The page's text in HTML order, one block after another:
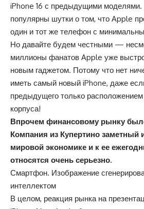
iPhone 16 с предыдущими
популярны шутки о том, что Apple
один и тот же телефон с
Но давайте будем честными —
миллионы фанатов Apple уже
новым гаджетом. Потому что нет
иметь самый новый iPhone, даже
предыдущего только
корпуса!
Впрочем финансовому рынку
Компания из Купертино заметный
мировой экономике и к ее
относятся очень серьезно.
Смартфон. Изображение
интеллектом
В целом, реакция рынка на